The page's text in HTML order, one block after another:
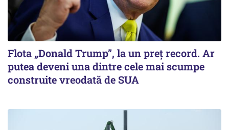
Flota „Donald Trump”, la un preț record. Ar
putea deveni una dintre cele mai scumpe
construite vreodată de SUA